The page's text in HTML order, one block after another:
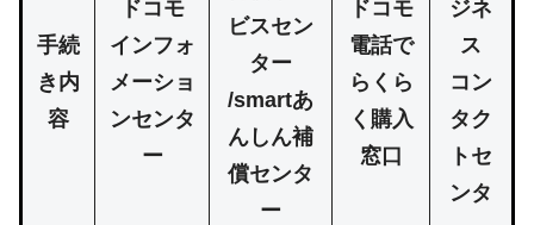
手続
き内
容
ドコモ
インフォ
メーショ
ンセンタ
ー
ビスセン
ター
/smartあ
んしん補
償センタ
ー
ドコモ
電話で
らくら
く購入
窓口
ジネ
ス
コン
タク
トセ
ンタ